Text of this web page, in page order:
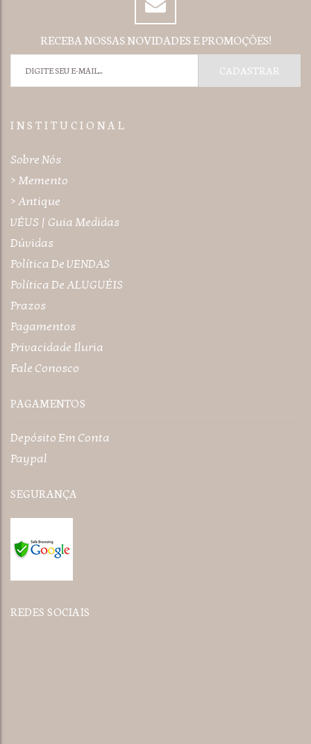
RECEBA NOSSAS NOVIDADES E PROMOÇÕES!
I N S T I T U C I O N A L
Sobre Nós
> Memento
> Antique
VÉUS | Guia Medidas
Dúvidas
Política De VENDAS
Política De ALUGUÉIS
Prazos
Pagamentos
Privacidade Iluria
Fale Conosco
PAGAMENTOS
Depósito Em Conta
Paypal
SEGURANÇA
REDES SOCIAIS